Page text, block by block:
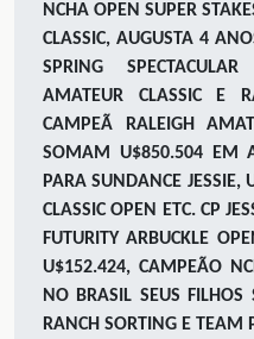
NCHA OPEN SUPER
CLASSIC, AUGUSTA 4
SPRING
AMATEUR CLASSIC E
CAMPEÃ RALEIGH
SOMAM U$850.504 EM
PARA SUNDANCE
CLASSIC OPEN ETC. CP
FUTURITY ARBUCKLE
U$152.424, CAMPEÃO
NO BRASIL SEUS
RANCH SORTING E TEAM